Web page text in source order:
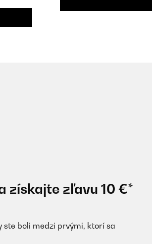
získajte zľavu 10 €*
ste boli medzi prvými, ktorí sa